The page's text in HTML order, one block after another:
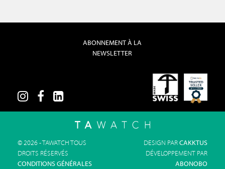
ABONNEMENT À LA
NEWSLETTER
© 2026 - TAWATCH TOUS
DROITS RÉSERVÉS
CONDITIONS GÉNÉRALES
DESIGN PARCAKKTUS
DÉVELOPPEMENT PAR
ABONOBO